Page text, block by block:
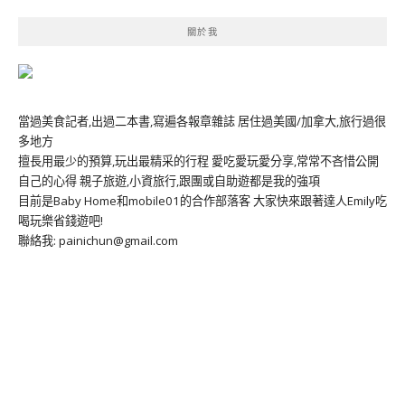
關於我
當過美食記者,出過二本書,寫遍各報章雜誌 居住過美國/加拿大,旅行過很
多地方
擅長用最少的預算,玩出最精采的行程 愛吃愛玩愛分享,常常不吝惜公開
自己的心得 親子旅遊,小資旅行,跟團或自助遊都是我的強項
目前是Baby Home和mobile01的合作部落客 大家快來跟著達人Emily吃
喝玩樂省錢遊吧!
聯絡我: painichun@gmail.com